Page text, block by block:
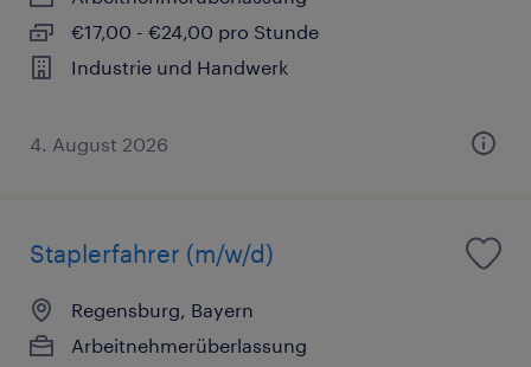
€17,00 - €24,00 pro Stunde
Industrie und Handwerk
4. August 2026
Staplerfahrer (m/w/d)
Regensburg, Bayern
Arbeitnehmerüberlassung